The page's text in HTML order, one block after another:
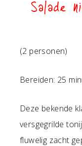
Salade
(2 personen)
Bereiden: 25
Deze bekende
versgegrilde
fluwelig zacht